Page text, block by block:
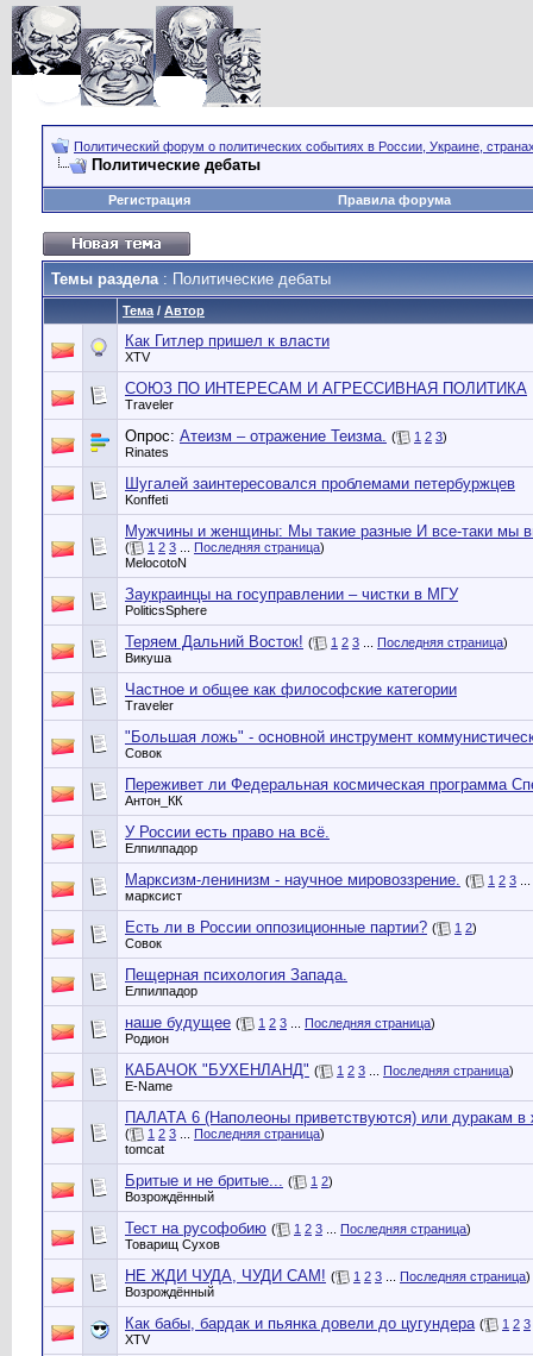
Политический форум о политических событиях в России, Украине,
Политические дебаты
Регистрация Правила форума
Темы раздела: Политические дебаты
Тема / Автор
Как Гитлер пришел к власти
XTV
СОЮЗ ПО ИНТЕРЕСАМ И АГРЕССИВНАЯ ПОЛИТИКА
Traveler
Опрос: Атеизм – отражение Теизма. ( 1 2 3)
Rinates
Шугалей заинтересовался проблемами петербуржцев
Konffeti
Мужчины и женщины: Мы такие разные И все-таки мы
( 1 2 3 Последняя страница)
MelocotoN
Заукраинцы на госуправлении – чистки в МГУ
PoliticsSphere
Теряем Дальний Восток! ( 1 2 3 Последняя страница)
Викуша
Частное и общее как философские категории
Traveler
"Большая ложь" - основной инструмент
Совок
Переживет ли Федеральная космическая программа
Антон_КК
У России есть право на всё.
Елпилпадор
Марксизм-ленинизм - научное мировоззрение. ( 1 2 3
марксист
Есть ли в России оппозиционные партии? ( 1 2)
Совок
Пещерная психология Запада.
Елпилпадор
наше будущее ( 1 2 3 Последняя страница)
Родион
КАБАЧОК "БУХЕНЛАНД" ( 1 2 3 Последняя страница)
E-Name
ПАЛАТА 6 (Наполеоны приветствуются) или дуракам в
( 1 2 3 Последняя страница)
tomcat
Бритые и не бритые... ( 1 2)
Возрождённый
Тест на русофобию ( 1 2 3 Последняя страница)
Товарищ Сухов
НЕ ЖДИ ЧУДА, ЧУДИ САМ! ( 1 2 3 Последняя страница)
Возрождённый
Как бабы, бардак и пьянка довели до цугундера ( 1 2 3
XTV